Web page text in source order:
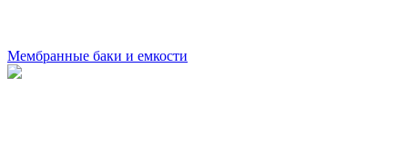
Мембранные баки и емкости